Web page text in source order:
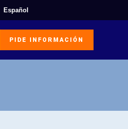
Español
PIDE INFORMACIÓN